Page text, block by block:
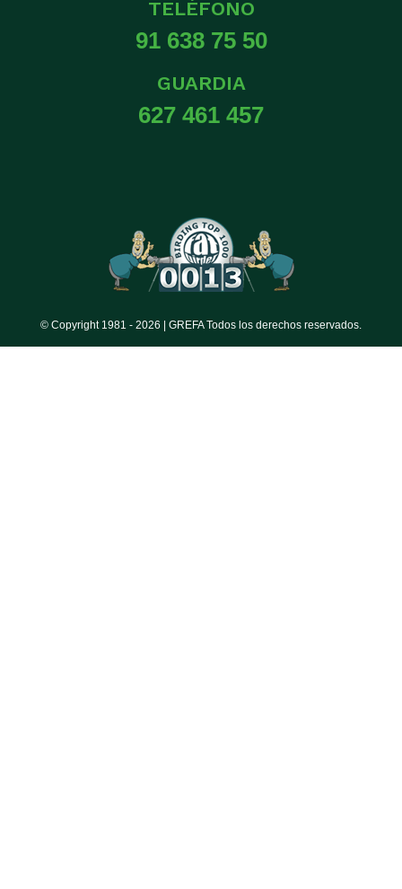
TELÉFONO
91 638 75 50
GUARDIA
627 461 457
© Copyright 1981 - 2026 | GREFA Todos los derechos reservados.